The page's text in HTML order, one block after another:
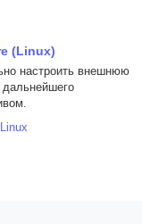
(Linux)
настроить внешнюю